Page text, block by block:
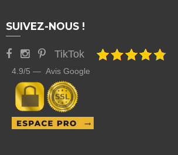
SUIVEZ-NOUS !
TikTok
4.9/5 — Avis Google